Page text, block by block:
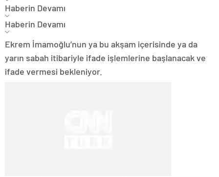
Haberin Devamı
Haberin Devamı
Ekrem İmamoğlu’nun ya bu akşam içerisinde ya da
yarın sabah itibariyle ifade işlemlerine başlanacak ve
ifade vermesi bekleniyor.